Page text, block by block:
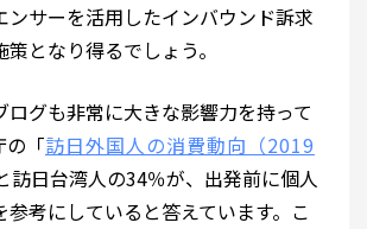
ンサーを活用したインバウンド訴求
となり得るでしょう。
ログも非常に大きな影響力を持って
の「訪日外国人の消費動向（2019
訪日台湾人の34％が、出発前に個人
参考にしていると答えています。こ